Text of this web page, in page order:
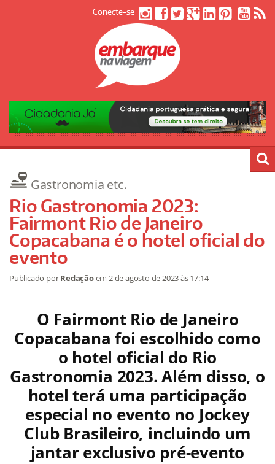
Conecte-se
Gastronomia etc.
Rio Gastronomia 2023:
Fairmont Rio de Janeiro
Copacabana é o hotel oficial do
evento
Publicado porRedaçãoem2 de agosto de 2023às 17:14
O Fairmont Rio de Janeiro
Copacabana foi escolhido como
o hotel oficial do Rio
Gastronomia 2023. Além disso, o
hotel terá uma participação
especial no evento no Jockey
Club Brasileiro, incluindo um
jantar exclusivo pré-evento